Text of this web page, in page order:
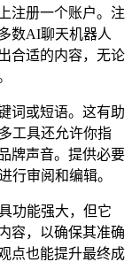
注册一个账户。注
数AI聊天机器人
合适的内容，无论
词或短语。这有助
工具还允许你指
牌声音。提供必要
行审阅和编辑。
功能强大，但它
容，以确保其准确
点也能提升最终成